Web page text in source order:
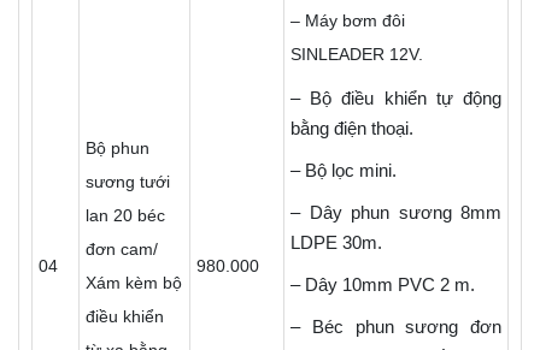
04
Bộ phun
sương tưới
lan 20 béc
đơn cam/
Xám kèm bộ
điều khiển
980.000
– Máy bơm đôi
SINLEADER 12V.
– Bộ điều khiển tự động
bằng điện thoại.
– Bộ lọc mini.
– Dây phun sương 8mm
LDPE 30m.
– Dây 10mm PVC 2 m.
– Béc phun sương đơn